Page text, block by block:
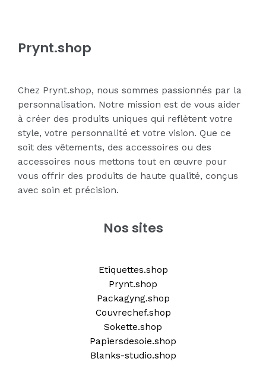
Prynt.shop
Chez Prynt.shop, nous sommes passionnés par la
personnalisation. Notre mission est de vous aider
à créer des produits uniques qui reflètent votre
style, votre personnalité et votre vision. Que ce
soit des vêtements, des accessoires ou des
accessoires nous mettons tout en œuvre pour
vous offrir des produits de haute qualité, conçus
avec soin et précision.
Nos sites
Etiquettes.shop
Prynt.shop
Packagyng.shop
Couvrechef.shop
Sokette.shop
Papiersdesoie.shop
Blanks-studio.shop